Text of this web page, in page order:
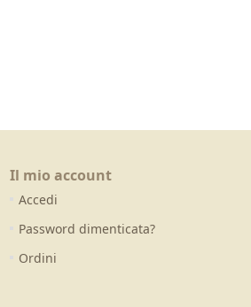
Il mio account
Accedi
Password dimenticata?
Ordini